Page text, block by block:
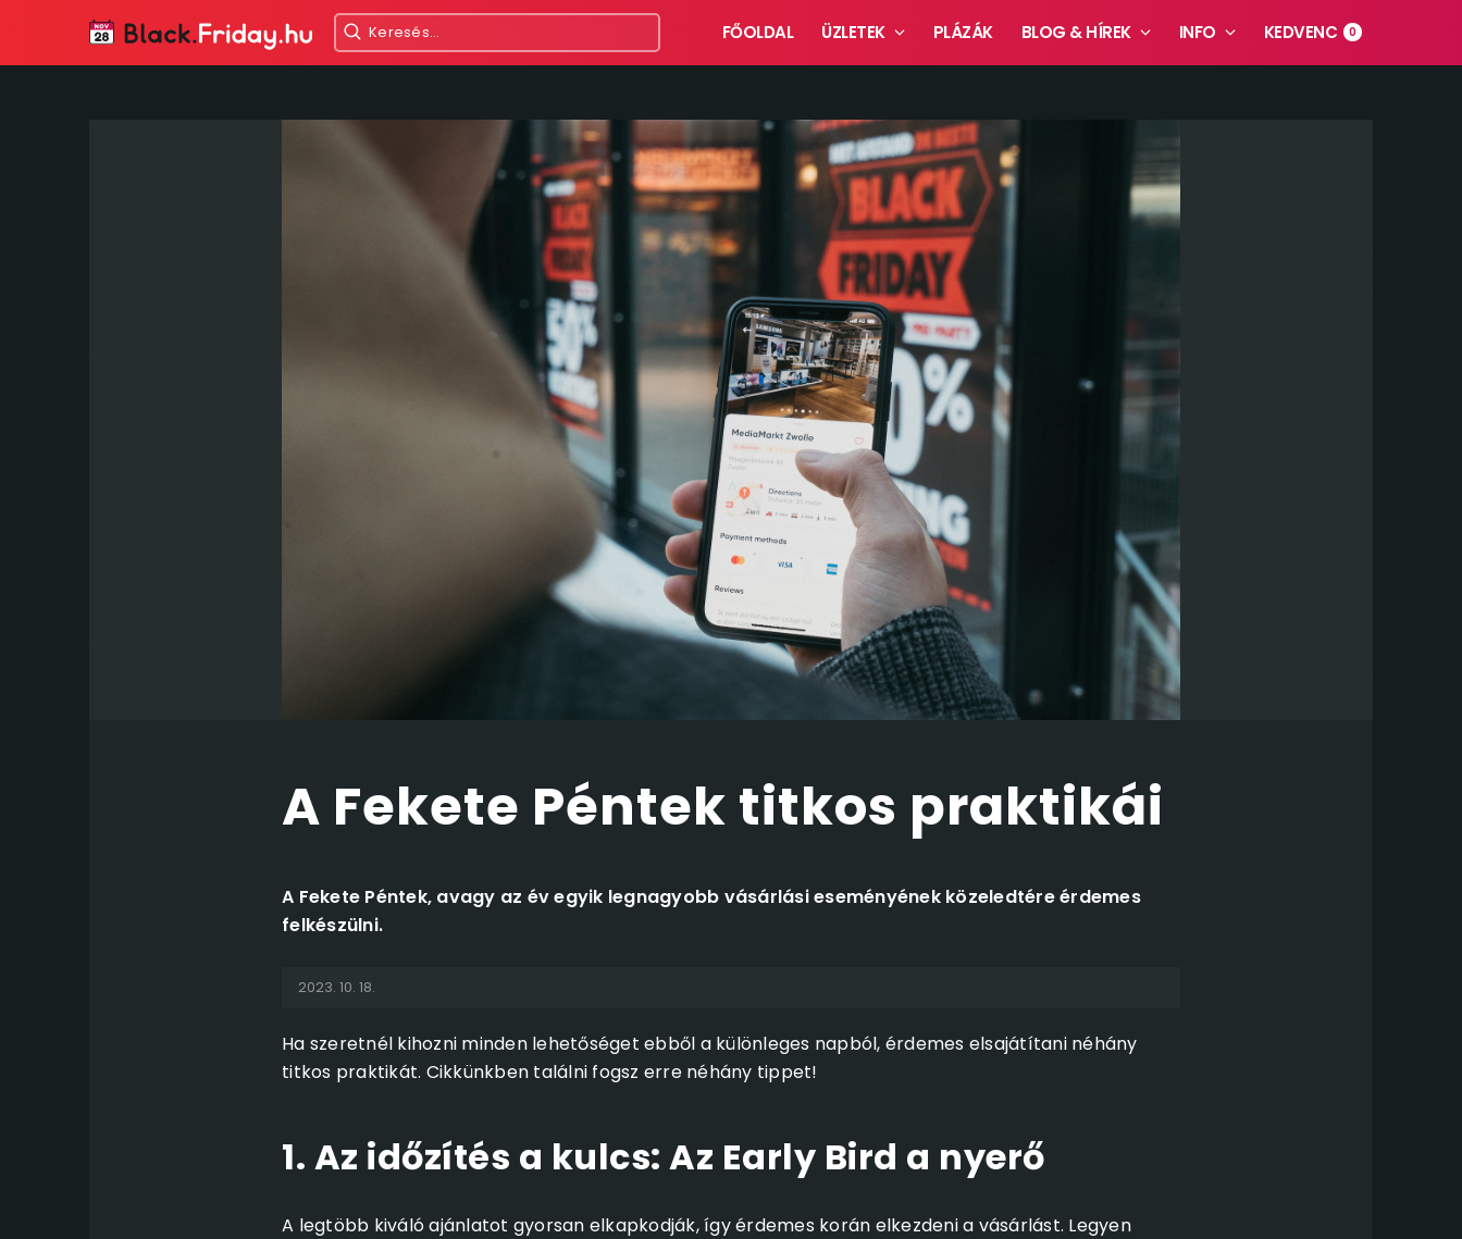
FŐOLDAL ÜZLETEK PLÁZÁK BLOG & HÍREK INFO KEDVENC 0
A Fekete Péntek titkos praktikái
A Fekete Péntek, avagy az év egyik legnagyobb vásárlási eseményének közeledtére érdemes
felkészülni.
2023. 10. 18.
Ha szeretnél kihozni minden lehetőséget ebből a különleges napból, érdemes elsajátítani néhány
titkos praktikát. Cikkünkben találni fogsz erre néhány tippet!
1. Az időzítés a kulcs: Az Early Bird a nyerő
A legtöbb kiváló ajánlatot gyorsan elkapkodják, így érdemes korán elkezdeni a vásárlást. Legyen